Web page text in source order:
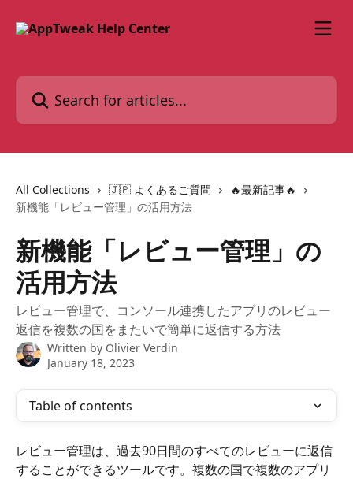
Search for articles...
All Collections 🇯🇵 よくあるご質問
🔥最新記事🔥
新機能「レビュー管理」の活用方法
新機能「レビュー管理」の
活用方法
レビュー管理で、コンソール連携したアプリのレビュー
返信を複数の国をまたいで簡単に返信する方法
Written by Olivier Verdin
January 18, 2023
Table of contents
レビュー管理は、過去90日間のすべてのレビューに返信
することができるツールです。複数の国で複数のアプリ